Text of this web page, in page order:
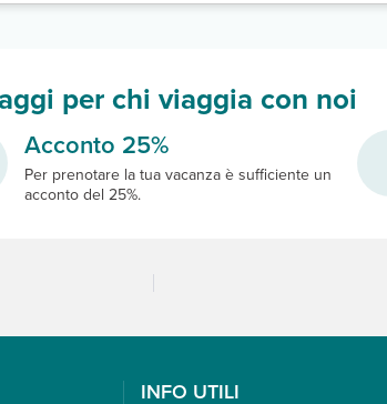
per chi viaggia con noi
Acconto 25%
Per prenotare la tua vacanza è sufficiente un
acconto del 25%.
INFO UTILI